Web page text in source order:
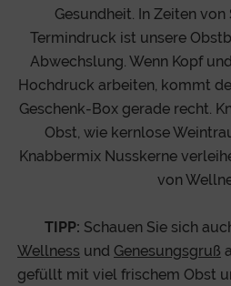
Gesundheit. In Zeiten
Termindruck ist unsere
Abwechslung. Wenn Kopf
Hochdruck arbeiten, kommt
Geschenk-Box gerade recht.
Obst, wie kernlose
Knabbermix Nusskerne
von
TIPP: Schauen Sie sich
Wellness und Genesungsgruß
gefüllt mit viel frischem Obst